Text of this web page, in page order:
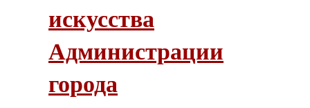
искусства
Администрации
города